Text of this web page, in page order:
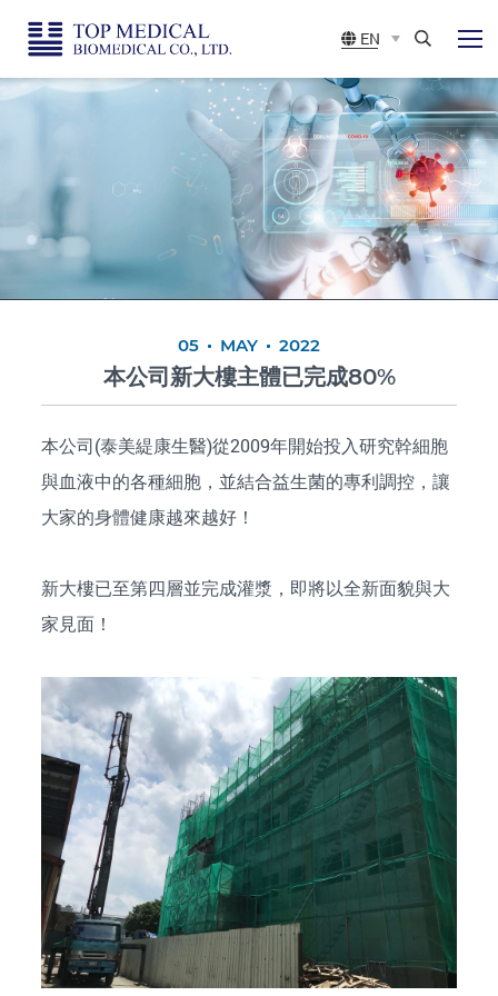
Top
Medical
Biomedical
CO.,
LTD
EN
Search
展
選
單
05 MAY 2022
本公司新大樓主體已完成80%
本公司(泰美緹康生醫)從2009年開始投入研究幹細胞
與血液中的各種細胞，並結合益生菌的專利調控，讓
大家的身體健康越來越好！
新大樓已至第四層並完成灌漿，即將以全新面貌與大
家見面！